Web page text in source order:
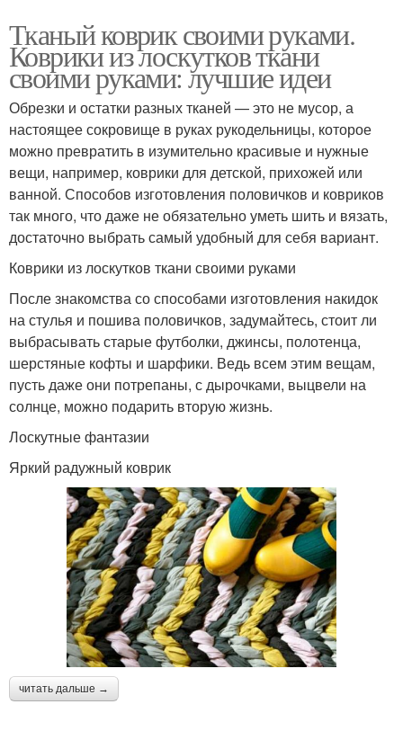
Тканый коврик своими руками.
Коврики из лоскутков ткани
своими руками: лучшие идеи
Обрезки и остатки разных тканей — это не мусор, а
настоящее сокровище в руках рукодельницы, которое
можно превратить в изумительно красивые и нужные
вещи, например, коврики для детской, прихожей или
ванной. Способов изготовления половичков и ковриков
так много, что даже не обязательно уметь шить и вязать,
достаточно выбрать самый удобный для себя вариант.
Коврики из лоскутков ткани своими руками
После знакомства со способами изготовления накидок
на стулья и пошива половичков, задумайтесь, стоит ли
выбрасывать старые футболки, джинсы, полотенца,
шерстяные кофты и шарфики. Ведь всем этим вещам,
пусть даже они потрепаны, с дырочками, выцвели на
солнце, можно подарить вторую жизнь.
Лоскутные фантазии
Яркий радужный коврик
читать дальше →